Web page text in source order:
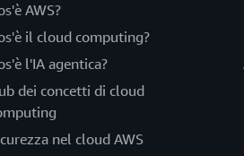
AWS?
il cloud computing?
l'IA agentica?
dei concetti di cloud
nel cloud AWS